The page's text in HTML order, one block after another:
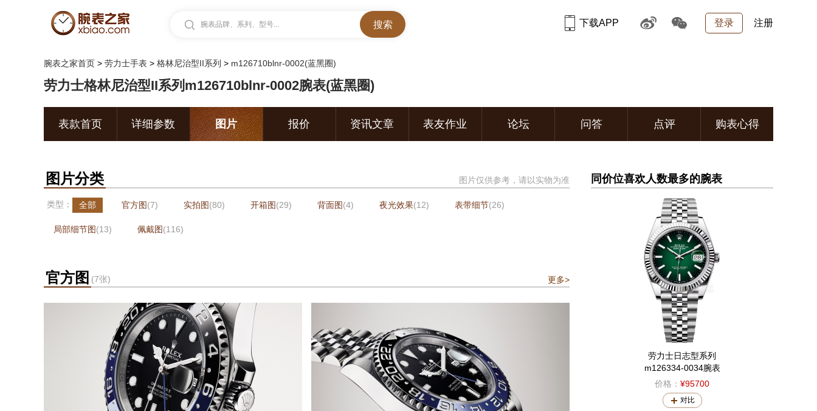
腕表品牌、系列、型号... 登录 注册
下载APP
腕表之家首页 > 劳力士手表 > 格林尼治型II系列 > m126710blnr-0002(蓝黑圈)
劳力士格林尼治型II系列m126710blnr-0002腕表(蓝黑圈)
表款首页 详细参数 图片 报价 资讯文章 表友作业 论坛 问答 点评 购表心得
图片分类 图片仅供参考，请以实物为准
类型： 全部 官方图(7) 实拍图(80) 开箱图(29) 背面图(4) 夜光效果(12) 表带细节(26)
局部细节图(13) 佩戴图(116)
官方图 (7张) 更多>
同价位喜欢人数最多的腕表
劳力士日志型系列
m126334-0034腕表
价格： ¥95700
对比